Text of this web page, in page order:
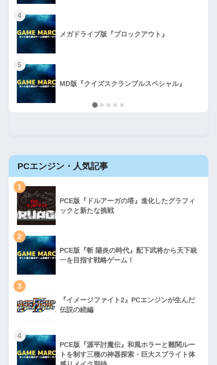
4
メガドライブ版『ブロックアウト』
5
MD版『クイズスクランブルスペシャル』
PCエンジン・人気記事
1
PCE版『ドルアーガの塔』進化したグラフィ
ックと新たな挑戦
2
PCE版『斬 陽炎の時代』配下武将から天下統
一を目指す戦略ゲーム！
3
『イメージファイト2』PCエンジンが生んだ
伝説の続編
4
PCE版『源平討魔伝』和風ホラーと難関ルー
トを制す三種の神器探索・巨大スプライト体